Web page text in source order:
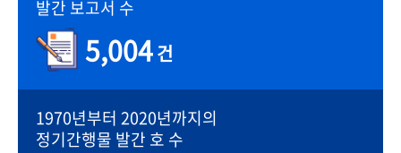
발간 보고서 수
5,004건
1970년부터 2020년까지의
정기간행물 발간 호 수